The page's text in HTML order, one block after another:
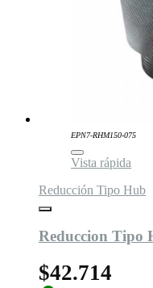
EPN7-RHM150-075
Vista rápida
Reducción Tipo Hub
Reduccion Tipo
$42.714